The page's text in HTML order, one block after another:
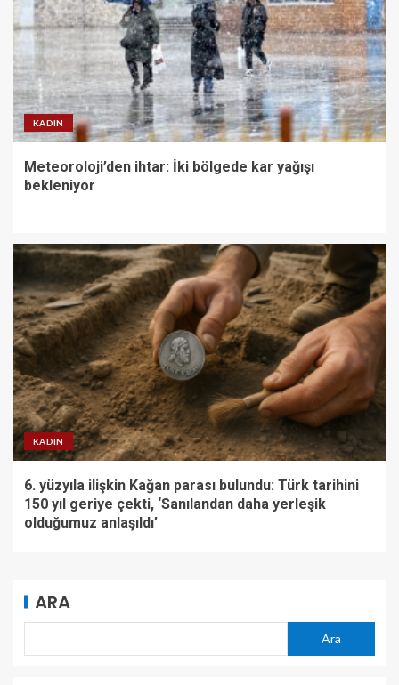
KADIN
Meteoroloji’den ihtar: İki bölgede kar yağışı
bekleniyor
KADIN
6. yüzyıla ilişkin Kağan parası bulundu: Türk tarihini
150 yıl geriye çekti, ‘Sanılandan daha yerleşik
olduğumuz anlaşıldı’
ARA
Ara